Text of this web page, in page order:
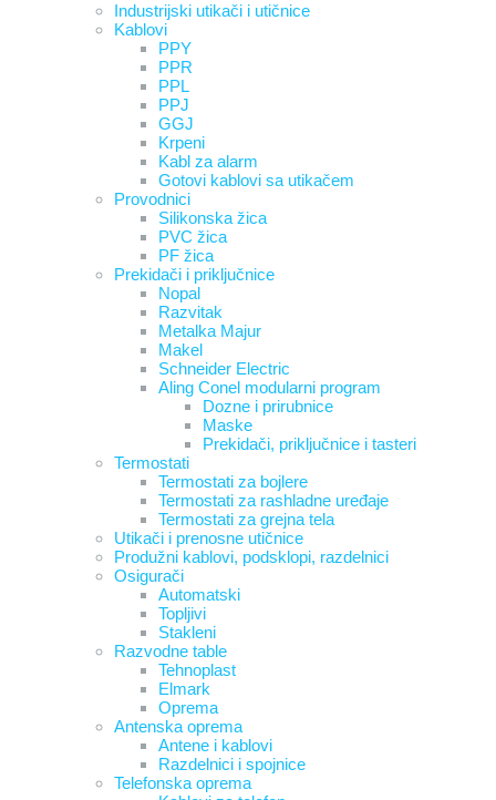
Industrijski utikači i utičnice
Kablovi
PPY
PPR
PPL
PPJ
GGJ
Krpeni
Kabl za alarm
Gotovi kablovi sa utikačem
Provodnici
Silikonska žica
PVC žica
PF žica
Prekidači i priključnice
Nopal
Razvitak
Metalka Majur
Makel
Schneider Electric
Aling Conel modularni program
Dozne i prirubnice
Maske
Prekidači, priključnice i tasteri
Termostati
Termostati za bojlere
Termostati za rashladne uređaje
Termostati za grejna tela
Utikači i prenosne utičnice
Produžni kablovi, podsklopi, razdelnici
Osigurači
Automatski
Topljivi
Stakleni
Razvodne table
Tehnoplast
Elmark
Oprema
Antenska oprema
Antene i kablovi
Razdelnici i spojnice
Telefonska oprema